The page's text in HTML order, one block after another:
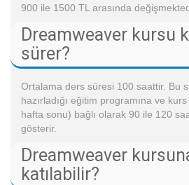
900 ile 1500 TL arasında
Dreamweaver kursu
sürer?
Ortalama ders süresi 100 saattir. Bu
hazırladığı eğitim programına ve
hafta sonu) bağlı olarak 90 ile 120
gösterir.
Dreamweaver
katılabilir?